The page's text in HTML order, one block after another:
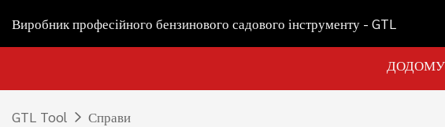
Виробник професійного бензинового садового інструменту - GTL
ДОДОМУ
GTL Tool Справи